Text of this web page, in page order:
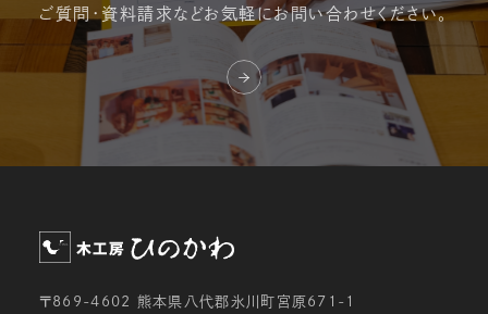
ご質問・資料請求などお気軽にお問い合わせください。
〒869-4602 熊本県八代郡氷川町宮原671-1